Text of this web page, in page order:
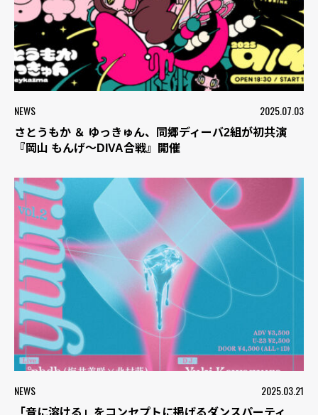
NEWS 2025.07.03
さとうもか ＆ ゆっきゅん、同郷ディーバ2組が初共演
『岡山 もんげ〜DIVA合戦』開催
NEWS 2025.03.21
「音に溶ける」をコンセプトに掲げるダンスパーティ